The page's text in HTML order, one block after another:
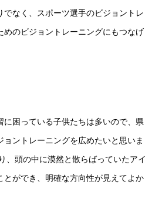
でなく、スポーツ選手のビジョントレ
めのビジョントレーニングにもつなげ
に困っている子供たちは多いので、県
ョントレーニングを広めたいと思いま
、頭の中に漠然と散らばっていたアイ
とができ、明確な方向性が見えてよか